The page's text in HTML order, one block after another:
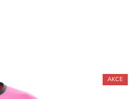
AKCE